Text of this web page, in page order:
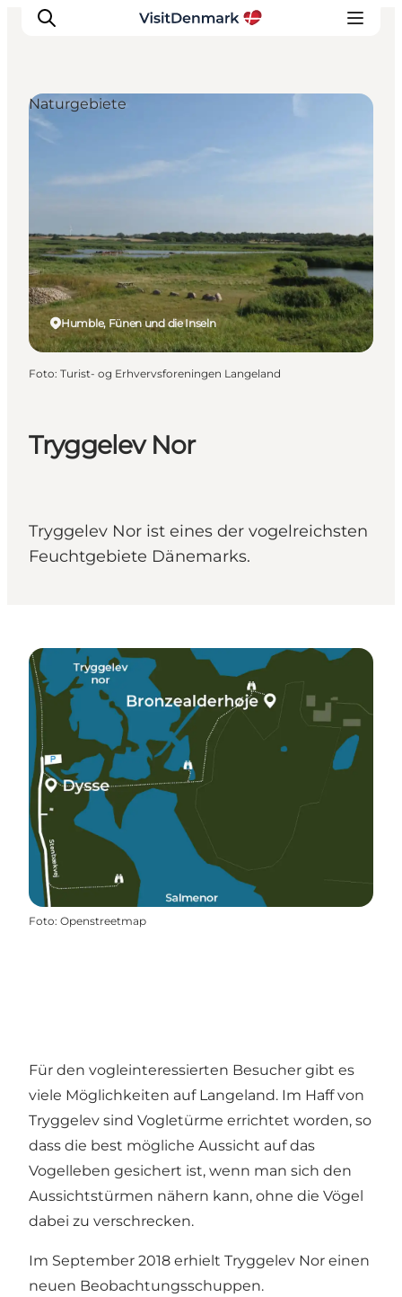
Regionen
Unterkünfte
Reiseplanung
Tryggelev Nor
Tryggelev Nor ist eines der vogelreichsten
Feuchtgebiete Dänemarks.
Humble, Fünen und die Inseln
Naturgebiete
Foto: Turist- og Erhvervsforeningen Langeland
Foto: Openstreetmap
Für den vogleinteressierten Besucher gibt es
viele Möglichkeiten auf Langeland. Im Haff von
Tryggelev sind Vogletürme errichtet worden, so
dass die best mögliche Aussicht auf das
Vogelleben gesichert ist, wenn man sich den
Aussichtstürmen nähern kann, ohne die Vögel
dabei zu verschrecken.
Im September 2018 erhielt Tryggelev Nor einen
neuen Beobachtungsschuppen.